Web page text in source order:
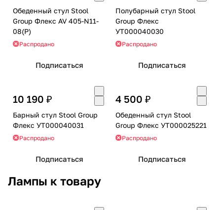
Обеденный стул Stool
Group Флекс AV 405-N11-
08(P)
Распродано
Подписаться
Полубарный стул Stool
Group Флекс
УТ000040030
Распродано
Подписаться
10 190 ₽
Барный стул Stool Group
Флекс УТ000040031
Распродано
Подписаться
4 500 ₽
Обеденный стул Stool
Group Флекс УТ000025221
Распродано
Подписаться
Лампы к товару